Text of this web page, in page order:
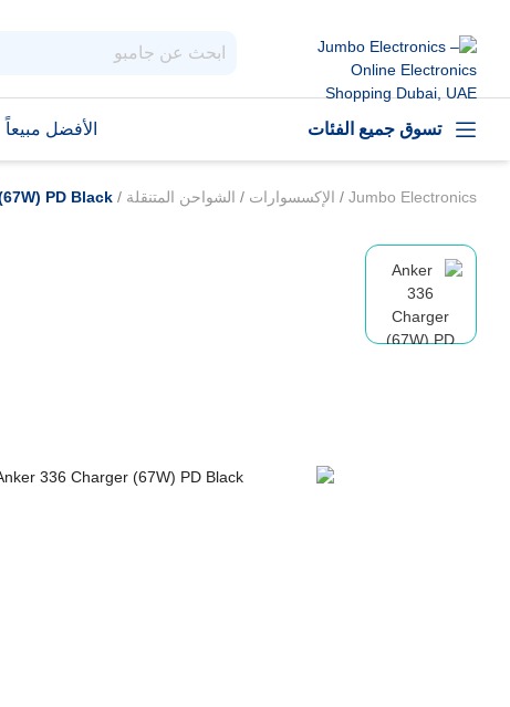
تسوق جميع الفئات الأفضل مبيعاً
Jumbo Electronics
/ الإكسسوارات / الشواحن المتنقلة /
PD Black